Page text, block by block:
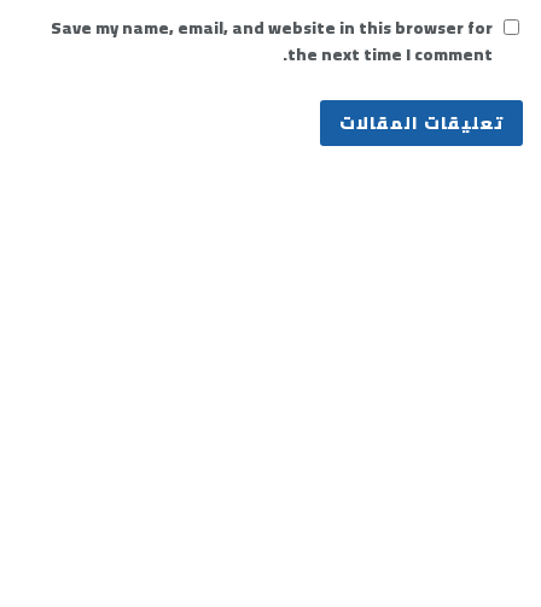
Save my name, email, and website in this browser for
the next time I comment.